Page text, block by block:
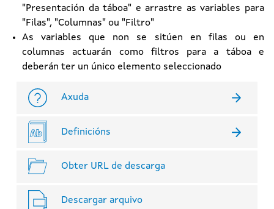
"Presentación da táboa" e arrastre as variables para
"Filas", "Columnas" ou "Filtro"
As variables que non se sitúen en filas ou en
columnas actuarán como filtros para a táboa e
deberán ter un único elemento seleccionado
Axuda
Definicións
Obter URL de descarga
Descargar arquivo